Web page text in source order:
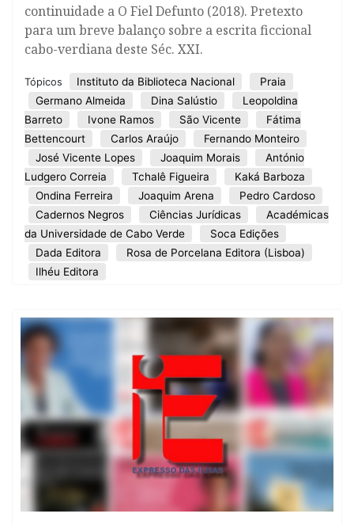
continuidade a O Fiel Defunto (2018). Pretexto
para um breve balanço sobre a escrita ficcional
cabo-verdiana deste Séc. XXI.
Tópicos Instituto da Biblioteca Nacional
Praia
Germano Almeida
Dina Salústio
Leopoldina
Barreto
Ivone Ramos São Vicente
Fátima
Bettencourt
Carlos Araújo
Fernando Monteiro
José Vicente Lopes
Joaquim Morais
António
Ludgero Correia
Tchalê Figueira
Kaká Barboza
Ondina Ferreira
Joaquim Arena
Pedro Cardoso
Cadernos Negros
Ciências Jurídicas
Académicas
da Universidade de Cabo Verde
Soca Edições
Dada Editora
Rosa de Porcelana Editora (Lisboa)
Ilhéu Editora